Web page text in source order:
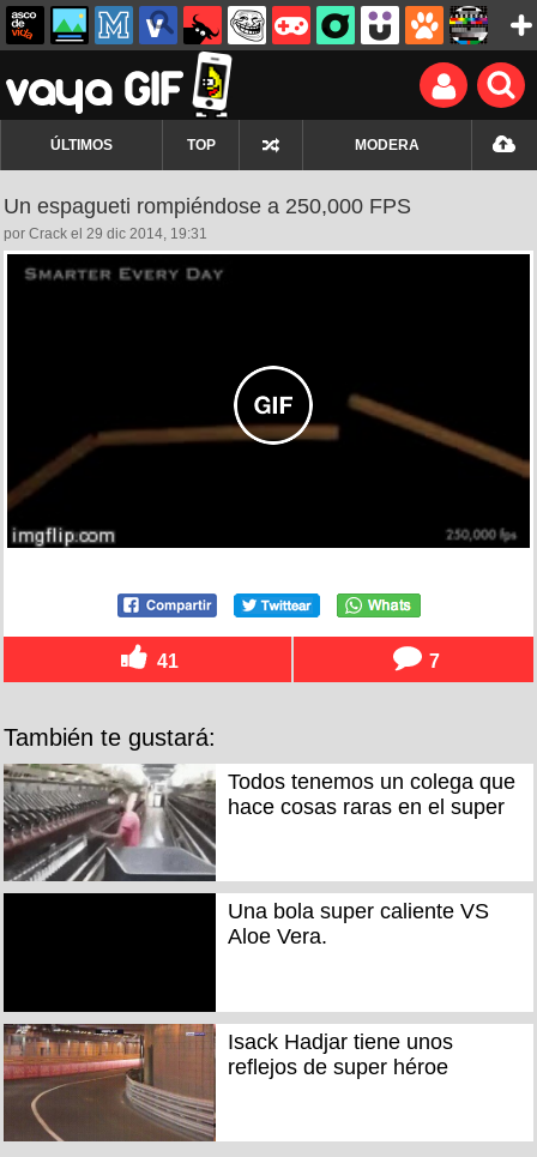
ÚLTIMOS TOP MODERA
Un espagueti rompiéndose a 250,000 FPS
por Crack el 29 dic 2014, 19:31
41 7
También te gustará:
Todos tenemos un colega que
hace cosas raras en el super
Una bola super caliente VS
Aloe Vera.
Isack Hadjar tiene unos
reflejos de super héroe